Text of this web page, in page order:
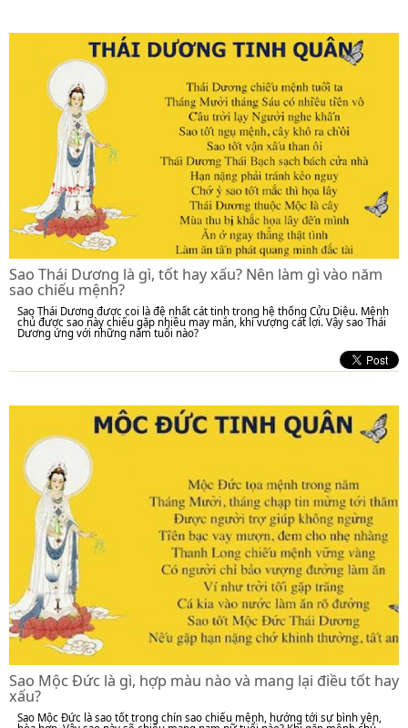
Sao Thái Dương là gì, tốt hay xấu? Nên làm gì vào năm
sao chiếu mệnh?
Sao Thái Dương được coi là đệ nhất cát tinh trong hệ thống Cửu Diệu. Mệnh
chủ được sao này chiếu gặp nhiều may mắn, khí vượng cát lợi. Vậy sao Thái
Dương ứng với những năm tuổi nào?
Sao Mộc Đức là gì, hợp màu nào và mang lại điều tốt hay
xấu?
Sao Mộc Đức là sao tốt trong chín sao chiếu mệnh, hướng tới sự bình yên,